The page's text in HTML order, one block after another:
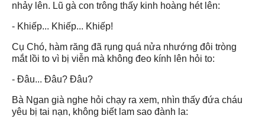
nhảy lên. Lũ gà con trông thấy kinh hoàng hét lên:
- Khiếp... Khiếp... Khiếp!
Cụ Chó, hàm răng đã rụng quá nửa nhướng đôi tròng
mắt lồi to vì bị viễn mà không đeo kính lên hỏi to:
- Đâu... Đâu? Đâu?
Bà Ngan già nghe hỏi chạy ra xem, nhìn thấy đứa cháu
yêu bị tai nạn, không biết lam sao đành la: